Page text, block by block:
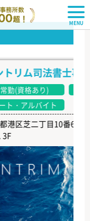
JOBサーチ
ム司法書士事務所
格あり)
常勤(資
ルバイト
二丁目10番6号